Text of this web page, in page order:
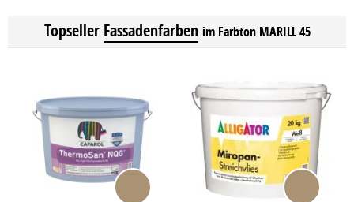
Topseller Fassadenfarben im Farbton MARILL 45